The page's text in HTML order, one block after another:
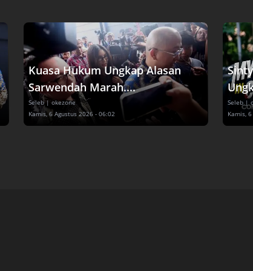
Kuasa Hukum Ungkap Alasan
Sarwendah Marah....
Seleb | okezone
Kamis, 6 Agustus 2026 - 06:02
Seleb |
Kamis,